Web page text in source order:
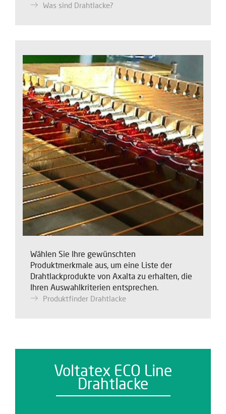
Was sind Drahtlacke?
Wählen Sie Ihre gewünschten
Produktmerkmale aus, um eine Liste der
Drahtlackprodukte von Axalta zu erhalten, die
Ihren Auswahlkriterien entsprechen.
Produktfinder Drahtlacke
Voltatex ECO Line
Drahtlacke